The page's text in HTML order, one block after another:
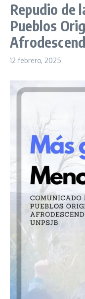
Repudio de
Pueblos
12 febrero, 2025